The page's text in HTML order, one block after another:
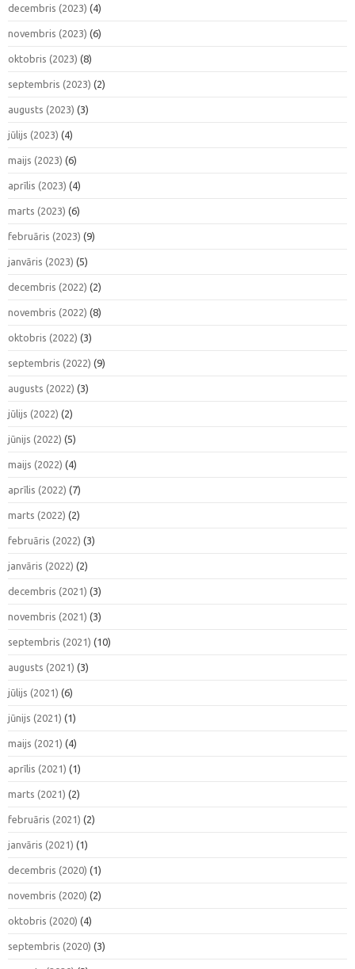
decembris (2023) (4)
novembris (2023) (6)
oktobris (2023) (8)
septembris (2023) (2)
augusts (2023) (3)
jūlijs (2023) (4)
maijs (2023) (6)
aprīlis (2023) (4)
marts (2023) (6)
februāris (2023) (9)
janvāris (2023) (5)
decembris (2022) (2)
novembris (2022) (8)
oktobris (2022) (3)
septembris (2022) (9)
augusts (2022) (3)
jūlijs (2022) (2)
jūnijs (2022) (5)
maijs (2022) (4)
aprīlis (2022) (7)
marts (2022) (2)
februāris (2022) (3)
janvāris (2022) (2)
decembris (2021) (3)
novembris (2021) (3)
septembris (2021) (10)
augusts (2021) (3)
jūlijs (2021) (6)
jūnijs (2021) (1)
maijs (2021) (4)
aprīlis (2021) (1)
marts (2021) (2)
februāris (2021) (2)
janvāris (2021) (1)
decembris (2020) (1)
novembris (2020) (2)
oktobris (2020) (4)
septembris (2020) (3)